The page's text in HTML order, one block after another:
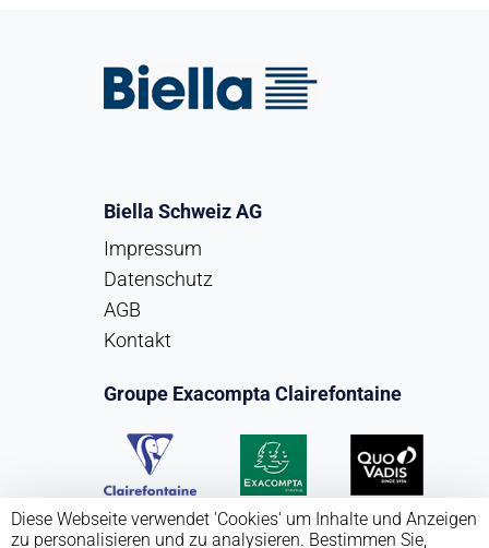
Biella Schweiz AG
Impressum
Datenschutz
AGB
Kontakt
Groupe Exacompta Clairefontaine
Diese Webseite verwendet 'Cookies' um Inhalte und Anzeigen
zu personalisieren und zu analysieren. Bestimmen Sie,